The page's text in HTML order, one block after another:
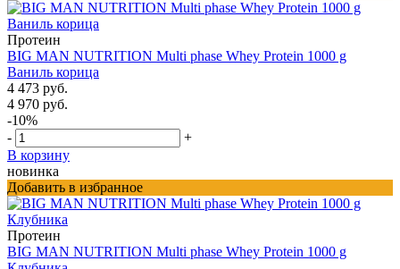
Протеин
BIG MAN NUTRITION Multi phase Whey Protein 1000 g
Ваниль корица
4 473 руб.
4 970 руб.
-10%
-
+
В корзину
новинка
Добавить в избранное
Протеин
BIG MAN NUTRITION Multi phase Whey Protein 1000 g